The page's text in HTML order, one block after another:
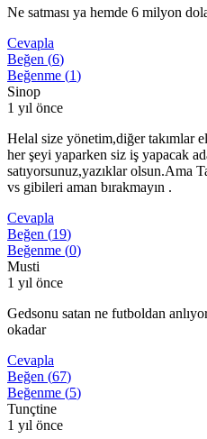
Ne satması ya hemde 6 milyon
Cevapla
Beğen (6)
Beğenme (1)
Sinop
1 yıl önce
Helal size yönetim,diğer takımlar
her şeyi yaparken siz iş yapacak
satıyorsunuz,yazıklar olsun.Ama
vs gibileri aman bırakmayın .
Cevapla
Beğen (19)
Beğenme (0)
Musti
1 yıl önce
Gedsonu satan ne futboldan
okadar
Cevapla
Beğen (67)
Beğenme (5)
Tunçtine
1 yıl önce